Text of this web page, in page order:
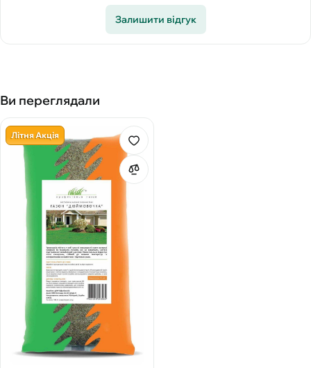
Залишити відгук
Ви переглядали
Літня Акція